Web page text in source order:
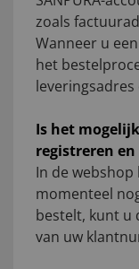
zoals
Wanneer u
het
leveringsadres
Is het
registreren
In de
momenteel
bestelt, kunt u
van uw